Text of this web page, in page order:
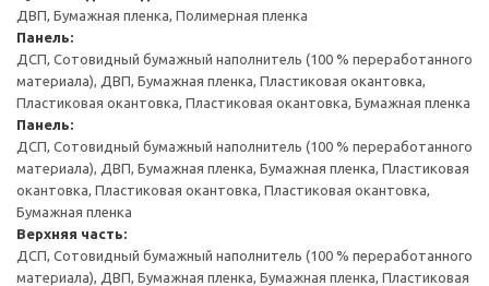
ДВП, Бумажная пленка, Полимерная пленка
Панель:
ДСП, Сотовидный бумажный наполнитель (100 % переработанного
материала), ДВП, Бумажная пленка, Пластиковая окантовка,
Пластиковая окантовка, Пластиковая окантовка, Бумажная пленка
Панель:
ДСП, Сотовидный бумажный наполнитель (100 % переработанного
материала), ДВП, Бумажная пленка, Бумажная пленка, Пластиковая
окантовка, Пластиковая окантовка, Пластиковая окантовка,
Бумажная пленка
Верхняя часть:
ДСП, Сотовидный бумажный наполнитель (100 % переработанного
материала), ДВП, Бумажная пленка, Бумажная пленка, Пластиковая